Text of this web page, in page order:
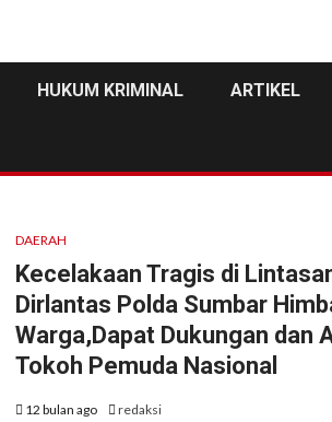
HUKUM KRIMINAL ARTIKEL
DAERAH
Kecelakaan Tragis di
Dirlantas Polda Sumbar
Warga,Dapat Dukungan dan
Tokoh Pemuda Nasional
12 bulan ago redaksi